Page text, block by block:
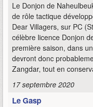
Le Donjon de
de rôle tactique
Dear Villagers, sur PC
célèbre licence Donjon
première saison, dans
devront donc
Zangdar, tout en
17 septembre 2020
Le Gasp